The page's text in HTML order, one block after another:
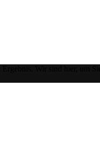
for Über das Unternehmen